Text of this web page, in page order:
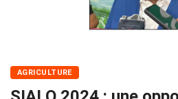
AGRICULTURE